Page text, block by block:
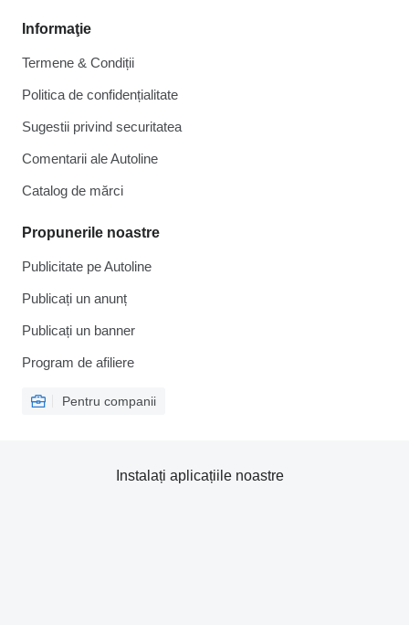
Informaţie
Termene & Condiții
Politica de confidențialitate
Sugestii privind securitatea
Comentarii ale Autoline
Catalog de mărcі
Propunerile noastre
Publicitate pe Autoline
Publicați un anunț
Publicați un banner
Program de afiliere
Pentru companii
Instalați aplicațiile noastre